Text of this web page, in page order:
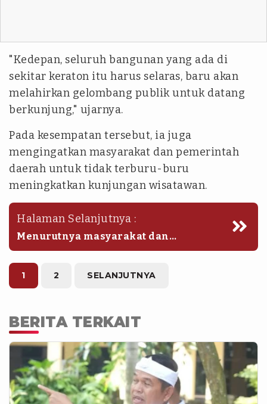
"Kedepan, seluruh bangunan yang ada di
sekitar keraton itu harus selaras, baru akan
melahirkan gelombang publik untuk datang
berkunjung," ujarnya.
Pada kesempatan tersebut, ia juga
mengingatkan masyarakat dan pemerintah
daerah untuk tidak terburu-buru
meningkatkan kunjungan wisatawan.
Halaman Selanjutnya :
Menurutnya masyarakat dan
pemerintah daerah harus
mengedepankan penataan kawasan
kearah yang lebih baik.
1 2 SELANJUTNYA
BERITA TERKAIT